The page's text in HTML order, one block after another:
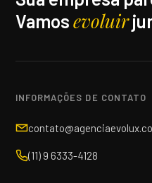
Vamosevoluir
INFORMAÇÕES DE CONTATO
(11) 9 6333-4128